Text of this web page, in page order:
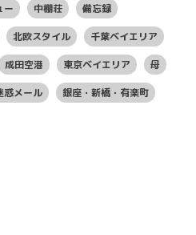
ー 中棚荘 備忘録
北欧スタイル 千葉ベイエリア
成田空港 東京ベイエリア 母
惑メール 銀座・新橋・有楽町